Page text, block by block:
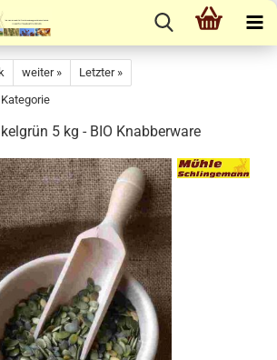
weiter »
Letzter »
5 kg - BIO Knabberware